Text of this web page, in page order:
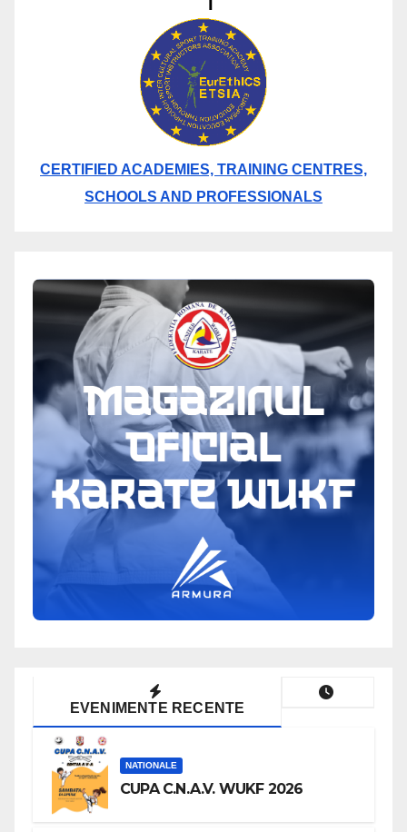
CERTIFIED ACADEMIES, TRAINING CENTRES,
SCHOOLS AND PROFESSIONALS
EVENIMENTE RECENTE
NATIONALE
CUPA C.N.A.V. WUKF 2026